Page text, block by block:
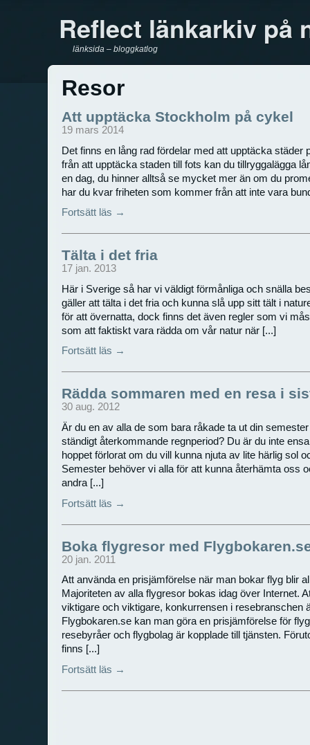
Reflect länkarkiv på
länksida – bloggkatlog
Resor
Att upptäcka Stockholm på cykel
19 mars 2014
Det finns en lång rad fördelar med att upptäcka städer
från att upptäcka staden till fots kan du tillryggalägga
en dag, du hinner alltså se mycket mer än om du
har du kvar friheten som kommer från att inte vara
Fortsätt läs →
Tälta i det fria
17 jan. 2013
Här i Sverige så har vi väldigt förmånliga och snälla
gäller att tälta i det fria och kunna slå upp sitt tält i
för att övernatta, dock finns det även regler som vi
som att faktiskt vara rädda om vår natur när [...]
Fortsätt läs →
Rädda sommaren med en resa i
30 aug. 2012
Är du en av alla de som bara råkade ta ut din
ständigt återkommande regnperiod? Du är du inte
hoppet förlorat om du vill kunna njuta av lite härlig sol
Semester behöver vi alla för att kunna återhämta oss
andra [...]
Fortsätt läs →
Boka flygresor med
20 jan. 2011
Att använda en prisjämförelse när man bokar flyg blir
Majoriteten av alla flygresor bokas idag över Internet.
viktigare och viktigare, konkurrensen i resebranschen
Flygbokaren.se kan man göra en prisjämförelse för
resebyråer och flygbolag är kopplade till tjänsten.
finns [...]
Fortsätt läs →